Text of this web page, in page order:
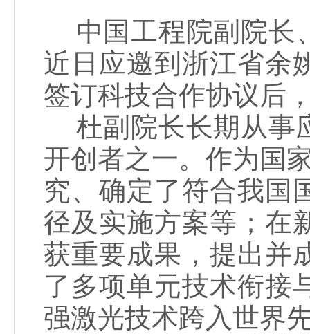
中国工程院副院长
近日应邀到浙江省余
签订科技合作协议后
杜副院长长期从事
开创者之一。作为国
究、确定了符合我国
径及实施方案等；在
获重要成果，提出并
了多项单元技术衔接
强激光技术跨入世界